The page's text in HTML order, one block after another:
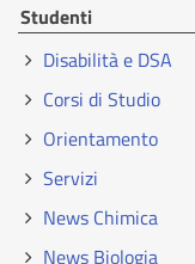
Studenti
Disabilità e DSA
Corsi di Studio
Orientamento
Servizi
News Chimica
News Biologia